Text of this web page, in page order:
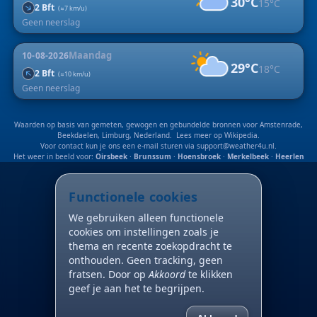
15°C
Geen neerslag
↑2 Bft (≈7 km/u)
10-08-2026Maandag
29°C18°C
Geen neerslag
↑2 Bft (≈10 km/u)
Waarden op basis van gemeten, gewogen en gebundelde bronnen voor Amstenrade,
Beekdaelen, Limburg, Nederland. Lees meer op Wikipedia.
Voor contact kun je ons een e-mail sturen via support@weather4u.nl.
Het weer in beeld voor: Oirsbeek· Brunssum · Hoensbroek· Merkelbeek· Heerlen
Functionele cookies
We gebruiken alleen functionele
cookies om instellingen zoals je
thema en recente zoekopdracht te
onthouden. Geen tracking, geen
fratsen. Door opAkkoordte klikken
geef je aan het te begrijpen.